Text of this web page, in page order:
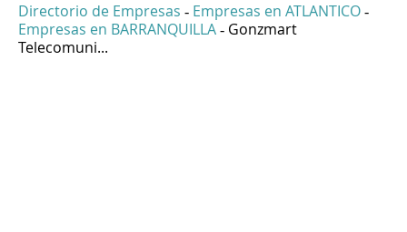
Directorio de Empresas - Empresas en ATLANTICO -
Empresas en BARRANQUILLA - Gonzmart
Telecomuni...